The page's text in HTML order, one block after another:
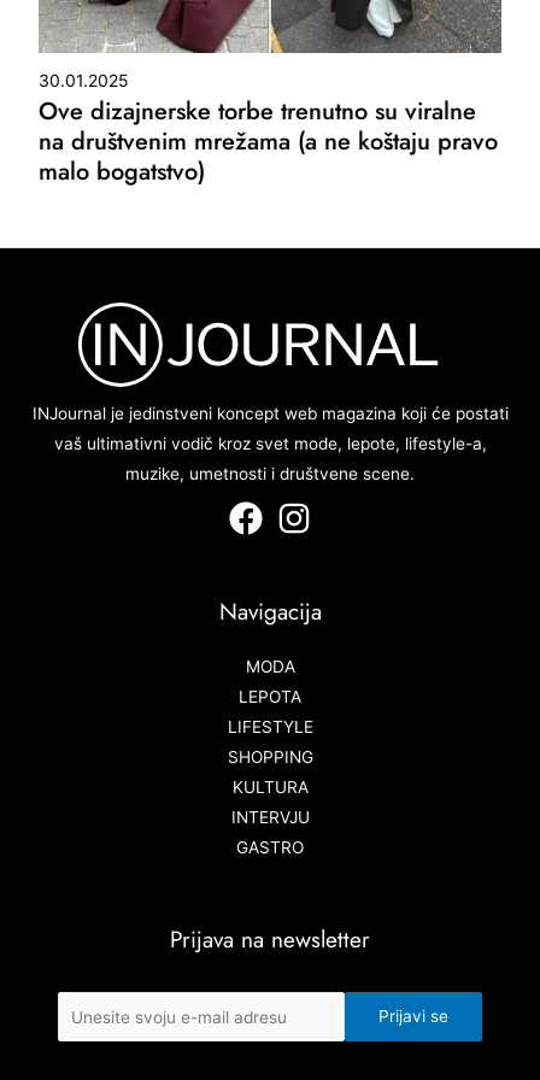
30.01.2025
Ove dizajnerske torbe trenutno su viralne
na društvenim mrežama (a ne koštaju pravo
malo bogatstvo)
INJournal je jedinstveni koncept web magazina koji će postati
vaš ultimativni vodič kroz svet mode, lepote, lifestyle-a,
muzike, umetnosti i društvene scene.
Navigacija
MODA
LEPOTA
LIFESTYLE
SHOPPING
KULTURA
INTERVJU
GASTRO
Prijava na newsletter